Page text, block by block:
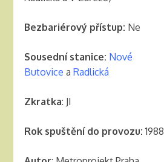
Bezbariérový přístup: Ne
Sousední stanice: Nové
Butovice aRadlická
Zkratka: JI
Rok spuštění do provozu:1988